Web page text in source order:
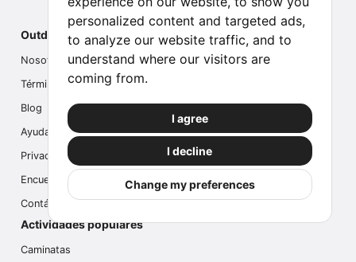
personalized content and targeted ads,
to analyze our website traffic, and to
understand where our visitors are
coming from.
I agree
I decline
Change my preferences
Outdoor Index
Nosotros
Términos
Blog
Ayuda
Privacidad
Encuesta
Contáctanos
Actividades populares
Caminatas